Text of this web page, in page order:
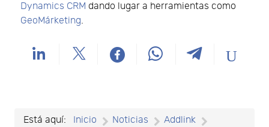
Dynamics CRM dando lugar a herramientas como
GeoMárketing.
Está aquí: Inicio Noticias
Addlink